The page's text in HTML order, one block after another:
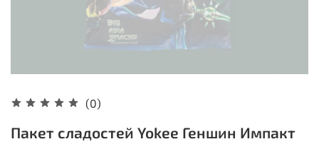
(0)
Пакет сладостей Yokee Геншин Импакт